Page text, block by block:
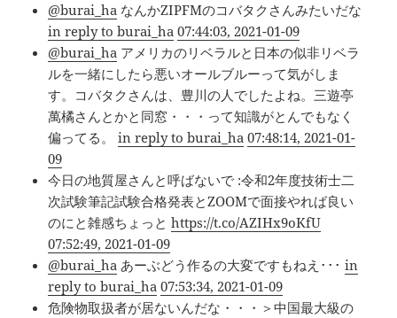
@burai_ha なんかZIPFMのコバタクさんみたいだな
in reply to burai_ha 07:44:03, 2021-01-09
@burai_ha アメリカのリベラルと日本の似非リベラ
ルを一緒にしたら悪いオールブルーって気がしま
す。コバタクさんは、豊川の人でしたよね。三遊亭
萬橘さんとかと同窓・・・って知識がとんでもなく
偏ってる。in reply to burai_ha 07:48:14, 2021-01-
09
今日の地質屋さんと呼ばないで :令和2年度技術士二
次試験筆記試験合格発表とZOOMで面接やれば良い
のにと雑感ちょっとhttps://t.co/AZIHx9oKfU
07:52:49, 2021-01-09
@burai_ha あーぶどう作るの大変ですもねえ･･･in
reply to burai_ha 07:53:34, 2021-01-09
危険物取扱者が居ないんだな・・・＞中国最大級の